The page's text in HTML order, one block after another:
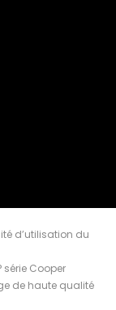
d’utilisation du
série Cooper
de haute qualité